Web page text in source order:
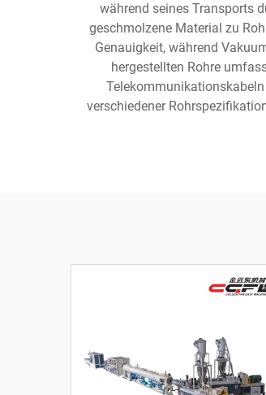
während seines Transports
geschmolzene Material zu
Genauigkeit, während
hergestellten Rohre
verschiedener